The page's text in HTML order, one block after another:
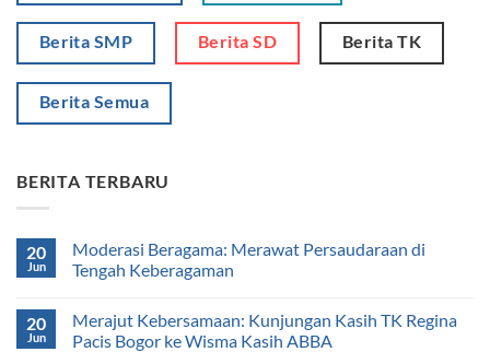
Berita SMP Berita SD Berita TK
Berita Semua
BERITA TERBARU
20
Jun
Moderasi Beragama: Merawat Persaudaraan di
Tengah Keberagaman
20
Jun
Merajut Kebersamaan: Kunjungan Kasih TK Regina
Pacis Bogor ke Wisma Kasih ABBA